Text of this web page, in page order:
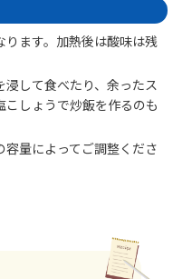
ります。加熱後は酸味は残
して食べたり、余ったス
しょうで炒飯を作るのも
量によってご調整くださ